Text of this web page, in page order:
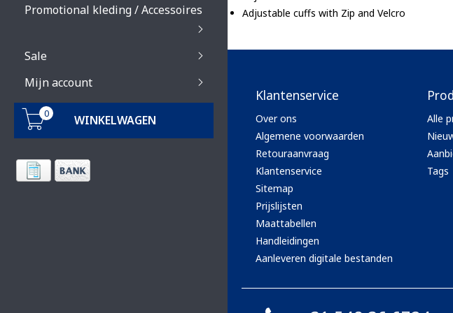
Promotional kleding / Accessoires
Sale
Mijn account
0 WINKELWAGEN
Adjustable cuffs with Zip and Velcro
Klantenservice
Over ons
Algemene voorwaarden
Retouraanvraag
Klantenservice
Sitemap
Prijslijsten
Maattabellen
Handleidingen
Aanleveren digitale bestanden
Alle
Tags